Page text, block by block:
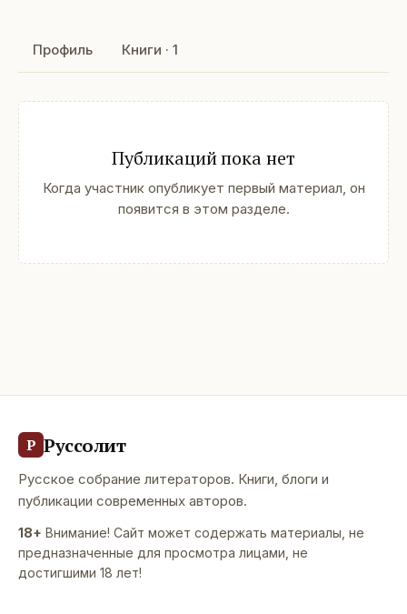
Профиль Книги · 1
Публикаций пока нет
Когда участник опубликует первый материал, он
появится в этом разделе.
Р Руссолит
Русское собрание литераторов. Книги, блоги и
публикации современных авторов.
18+ Внимание! Сайт может содержать материалы, не
предназначенные для просмотра лицами, не
достигшими 18 лет!